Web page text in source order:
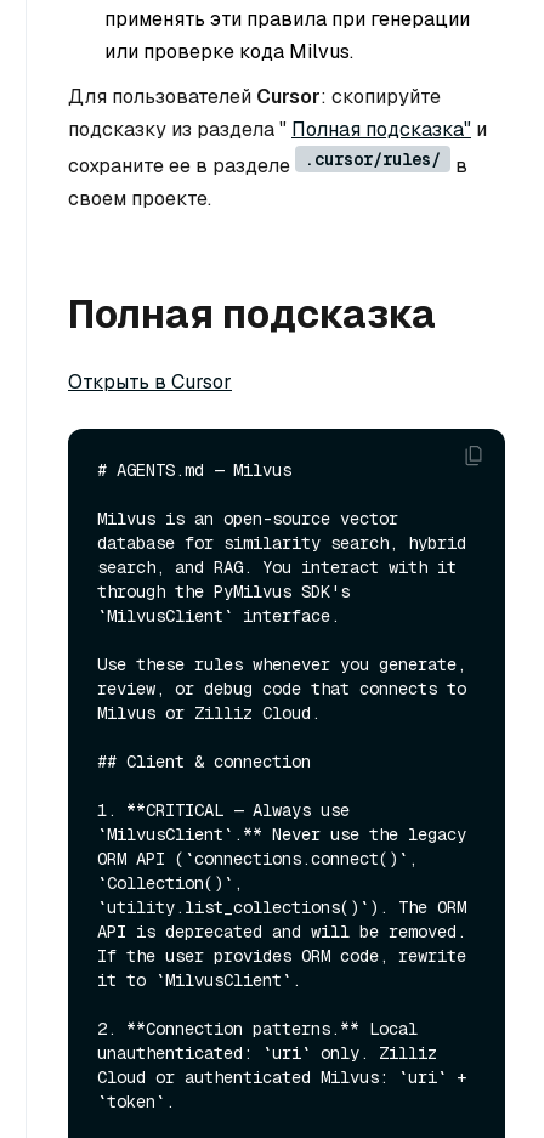
применять эти правила при генерации
или проверке кода Milvus.
Для пользователей Cursor: скопируйте
подсказку из раздела " Полная подсказка" и
сохраните ее в разделе
.cursor/rules/
в
своем проекте.
Полная подсказка
Открыть в Cursor
# AGENTS.md — Milvus
Milvus is an open-source vector
database for similarity search, hybrid
search, and RAG. You interact with it
through the PyMilvus SDK's
`MilvusClient` interface.
Use these rules whenever you generate,
review, or debug code that connects to
Milvus or Zilliz Cloud.
## Client & connection
1. **CRITICAL — Always use
`MilvusClient`.** Never use the legacy
ORM API (`connections.connect()`,
`Collection()`,
`utility.list_collections()`). The ORM
API is deprecated and will be removed.
If the user provides ORM code, rewrite
it to `MilvusClient`.
2. **Connection patterns.** Local
unauthenticated: `uri` only. Zilliz
Cloud or authenticated Milvus: `uri` +
`token`.